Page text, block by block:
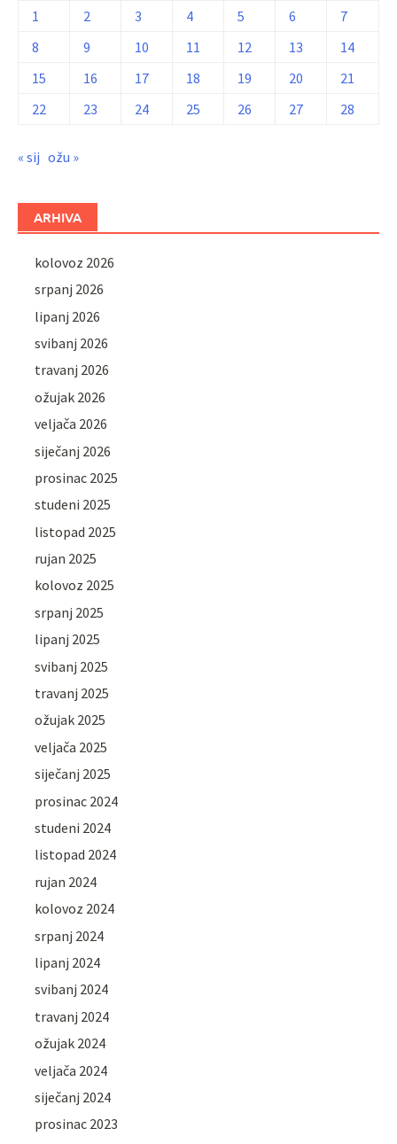
1 2 3 4 5 6
7
8
9 10 11 12 13
14
15
16 17 18 19 20
21
22
23 24 25 26 27 28
« sij ožu »
ARHIVA
kolovoz 2026
srpanj 2026
lipanj 2026
svibanj 2026
travanj 2026
ožujak 2026
veljača 2026
siječanj 2026
prosinac 2025
studeni 2025
listopad 2025
rujan 2025
kolovoz 2025
srpanj 2025
lipanj 2025
svibanj 2025
travanj 2025
ožujak 2025
veljača 2025
siječanj 2025
prosinac 2024
studeni 2024
listopad 2024
rujan 2024
kolovoz 2024
srpanj 2024
lipanj 2024
svibanj 2024
travanj 2024
ožujak 2024
veljača 2024
siječanj 2024
prosinac 2023